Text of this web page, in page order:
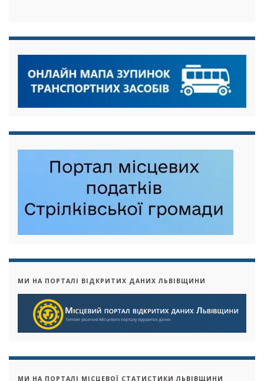
МИ НА ПОРТАЛІ ВІДКРИТИХ ДАНИХ ЛЬВІВЩИНИ
МИ НА ПОРТАЛІ МІСЦЕВОЇ СТАТИСТИКИ ЛЬВІВЩИНИ